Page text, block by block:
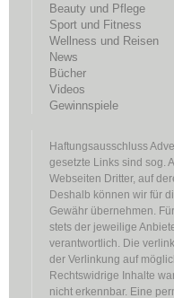
Beauty und Pflege
Sport und Fitness
Wellness und Reisen
News
Bücher
Videos
Gewinnspiele
Haftungsausschluss
gesetzte Links sind sog.
Webseiten Dritter, auf
Deshalb können wir für
Gewähr übernehmen.
stets der jeweilige
verantwortlich. Die
der Verlinkung auf
Rechtswidrige Inhalte
nicht erkennbar. Eine